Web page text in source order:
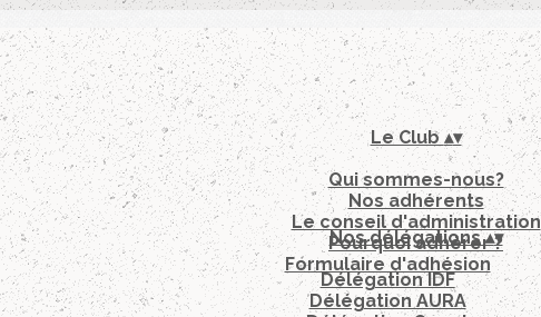
Le Club ▴▾
Qui sommes-nous?
Nos adhérents
Le conseil d'administration
Pourquoi adhérer ?
Formulaire d'adhésion
Nos délégations▴▾
Délégation IDF
Délégation AURA